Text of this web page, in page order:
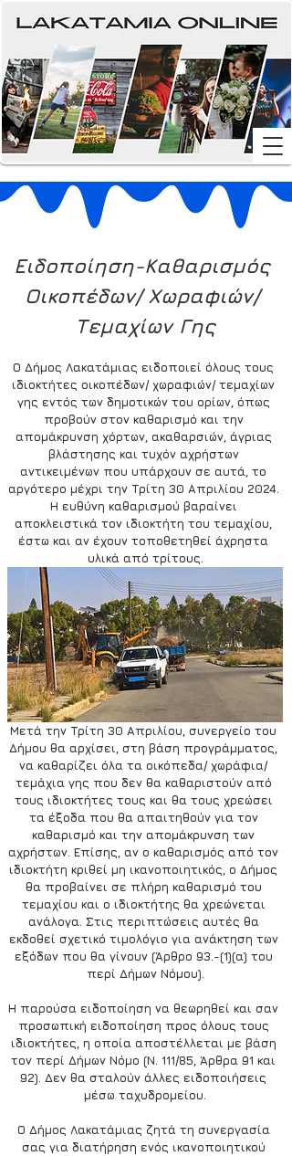
Ειδοποίηση-Καθαρισμός
Οικοπέδων/ Χωραφιών/
Τεμαχίων Γης
Ο Δήμος Λακατάμιας ειδοποιεί όλους τους
ιδιοκτήτες οικοπέδων/ χωραφιών/ τεμαχίων
γης εντός των δημοτικών του ορίων, όπως
προβούν στον καθαρισμό και την
απομάκρυνση χόρτων, ακαθαρσιών, άγριας
βλάστησης και τυχόν αχρήστων
αντικειμένων που υπάρχουν σε αυτά, το
αργότερο μέχρι την Τρίτη 30 Απριλίου 2024.
Η ευθύνη καθαρισμού βαραίνει
αποκλειστικά τον ιδιοκτήτη του τεμαχίου,
έστω και αν έχουν τοποθετηθεί άχρηστα
υλικά από τρίτους.
Μετά την Τρίτη 30 Απριλίου, συνεργείο του
Δήμου θα αρχίσει, στη βάση προγράμματος,
να καθαρίζει όλα τα οικόπεδα/ χωράφια/
τεμάχια γης που δεν θα καθαριστούν από
τους ιδιοκτήτες τους και θα τους χρεώσει
τα έξοδα που θα απαιτηθούν για τον
καθαρισμό και την απομάκρυνση των
αχρήστων. Επίσης, αν ο καθαρισμός από τον
ιδιοκτήτη κριθεί μη ικανοποιητικός, ο Δήμος
θα προβαίνει σε πλήρη καθαρισμό του
τεμαχίου και ο ιδιοκτήτης θα χρεώνεται
ανάλογα. Στις περιπτώσεις αυτές θα
εκδοθεί σχετικό τιμολόγιο για ανάκτηση των
εξόδων που θα γίνουν (Άρθρο 93.-(1)(α) του
περί Δήμων Νόμου).
Η παρούσα ειδοποίηση να θεωρηθεί και σαν
προσωπική ειδοποίηση προς όλους τους
ιδιοκτήτες, η οποία αποστέλλεται με βάση
τον περί Δήμων Νόμο (Ν. 111/85, Άρθρα 91 και
92). Δεν θα σταλούν άλλες ειδοποιήσεις
μέσω ταχυδρομείου.
Ο Δήμος Λακατάμιας ζητά τη συνεργασία
σας για διατήρηση ενός ικανοποιητικού